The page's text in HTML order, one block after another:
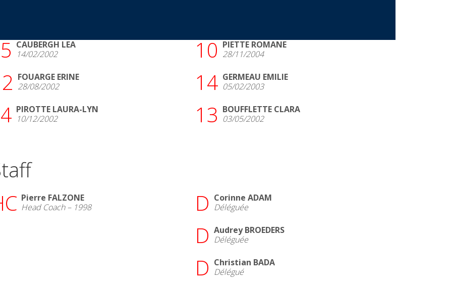
CAUBERGH LEA
14/02/2002
FOUARGE ERINE
28/08/2002
PIROTTE LAURA-LYN
10/12/2002
10 PIETTE ROMANE
28/11/2004
14 GERMEAU EMILIE
05/02/2003
13 BOUFFLETTE CLARA
03/05/2002
Pierre FALZONE
Head Coach – 1998
D Corinne ADAM
Déléguée
D Audrey BROEDERS
Déléguée
D Christian BADA
Délégué